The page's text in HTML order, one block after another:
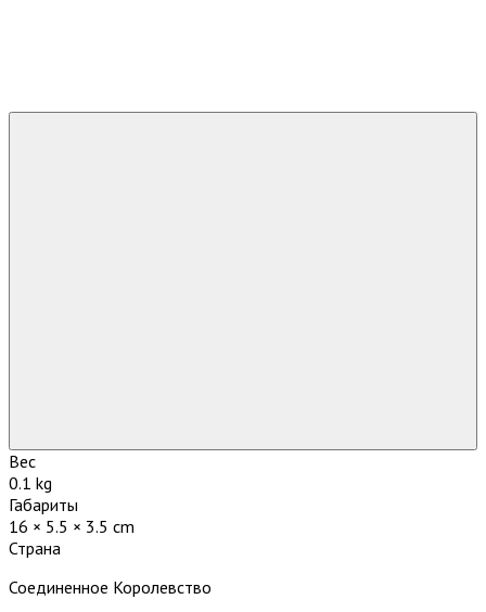
Вес
0.1 kg
Габариты
16 × 5.5 × 3.5 cm
Страна
Соединенное Королевство